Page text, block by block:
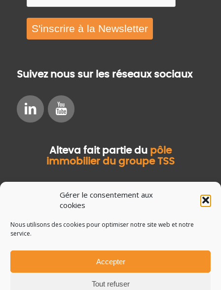
Gérer le consentement aux
cookies
Nous utilisons des cookies pour optimiser notre site web et notre
service.
Accepter
Tout refuser
S'inscrire à la Newsletter
Suivez nous sur les réseaux sociaux
Alteva fait partie du pôle
immobilier du groupe TSS
© Copyright Salvia Développement
Données personnelles Guide de la GMAO